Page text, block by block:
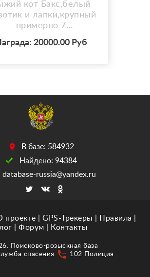
кот Бакс,белый
и лапки,крупный
примерно 7
пропал в ночь на
был опасный кот
мог загнать его
далеко,котик очень
то унес его,прошу
20000.00 Руб
В базе: 584932
Найдено: 94384
database-russia@yandex.ru
проекте GPS-Трекеры Правила
Форум Контакты
Поисково-розыскная база
спасения settings_phone 102 Полиция